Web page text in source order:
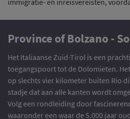
immigratie- en inreisvereisten,
Province of Bolzano -
Het Italiaanse Zuid-Tirol is een
toegangspoort tot de Dolomieten.
op slechts vier kilometer buiten Rio
stadje dat aan alle kanten wordt
Volg een rondleiding door
waaronder een waar de 5.000 jaar